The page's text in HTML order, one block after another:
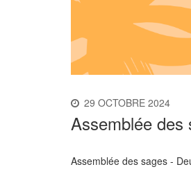
29 OCTOBRE 2024
Assemblée des
Assemblée des sages -